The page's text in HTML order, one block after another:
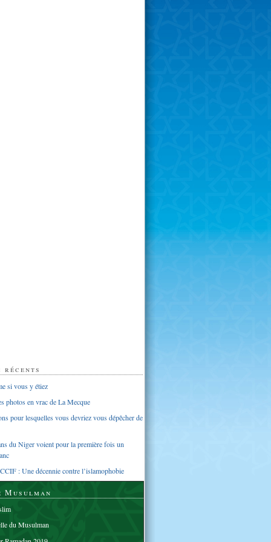
si vous y étiez
photos en vrac de La Mecque
pour lesquelles vous devriez vous dépêcher de
du Niger voient pour la première fois un
: Une décennie contre l’islamophobie
Musulman
du Musulman